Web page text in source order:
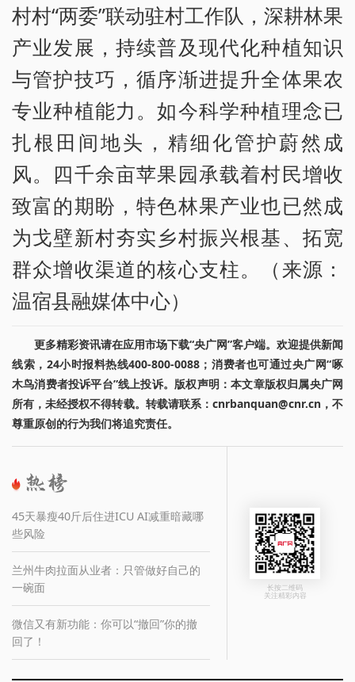
村村“两委”联动驻村工作队，深耕林果
产业发展，持续普及现代化种植知识
与管护技巧，循序渐进提升全体果农
专业种植能力。如今科学种植理念已
扎根田间地头，精细化管护蔚然成
风。四千余亩苹果园承载着村民增收
致富的期盼，特色林果产业也已然成
为戈壁新村夯实乡村振兴根基、拓宽
群众增收渠道的核心支柱。（来源：
温宿县融媒体中心）
更多精彩资讯请在应用市场下载“央广网”客户端。欢迎提供新闻
线索，24小时报料热线400-800-0088；消费者也可通过央广网“啄
木鸟消费者投诉平台”线上投诉。版权声明：本文章版权归属央广网
所有，未经授权不得转载。转载请联系：cnrbanquan@cnr.cn，不
尊重原创的行为我们将追究责任。
45天暴瘦40斤后住进ICU AI减重暗藏哪
些风险
兰州牛肉拉面从业者：只管做好自己的
一碗面
微信又有新功能：你可以“撤回”你的撤
回了！
长按二维码
关注精彩内容